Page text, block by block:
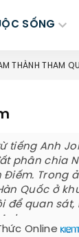
SỐNG
THÀNH THAM
tiếng Anh
phân chia
Điếm. Trong
Quốc ở
để quan
Online